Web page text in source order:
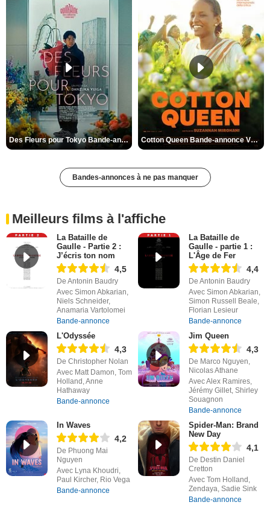
Des Fleurs pour Tokyo Bande-annonce VO STFR Cotton Queen Bande-annonce VO STFR
Bandes-annonces à ne pas manquer
Meilleurs films à l'affiche
La Bataille de
Gaulle - Partie 2 :
J’écris ton nom
4,5
De Antonin Baudry
Avec Simon Abkarian,
Niels Schneider,
Anamaria Vartolomei
Bande-annonce
La Bataille de
Gaulle - partie 1 :
L'Âge de Fer
4,4
De Antonin Baudry
Avec Simon Abkarian,
Simon Russell Beale,
Florian Lesieur
Bande-annonce
L'Odyssée
4,3
De Christopher Nolan
Avec Matt Damon, Tom
Holland, Anne
Hathaway
Bande-annonce
Jim Queen
4,3
De Marco Nguyen,
Nicolas Athane
Avec Alex Ramires,
Jérémy Gillet, Shirley
Souagnon
Bande-annonce
In Waves
4,2
De Phuong Mai
Nguyen
Avec Lyna Khoudri,
Paul Kircher, Rio Vega
Bande-annonce
Spider-Man: Brand
New Day
4,1
De Destin Daniel
Cretton
Avec Tom Holland,
Zendaya, Sadie Sink
Bande-annonce